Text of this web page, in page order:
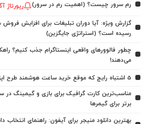
رم سرور چیست؟ (اهمیت رم در سرور) رپورتاژ
گزارش ویژه: آیا دوران تبلیغات برای افزایش
رسیده است؟ (استراتژی جایگزین)
چطور فالوورهای واقعی اینستاگرام جذب کنیم؟
می‌دهند!
5 اشتباه رایج که موقع خرید ساعت هوشمند طرح اپل واچ نباید انجام بدید!
برتر برای گیمرها
بهترین دانلود منیجر برای آیفون: راهنمای انتخاب